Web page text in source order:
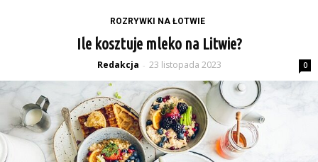
ROZRYWKI NA ŁOTWIE
Ile kosztuje mleko na Litwie?
Redakcja - 23 listopada 2023 0